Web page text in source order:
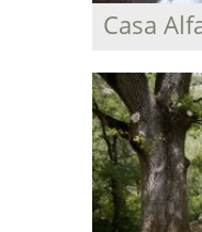
Casa
centenaria
descansar y
de la paz y
natural que
estancia.